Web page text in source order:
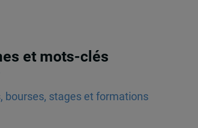
et mots-clés
bourses, stages et formations